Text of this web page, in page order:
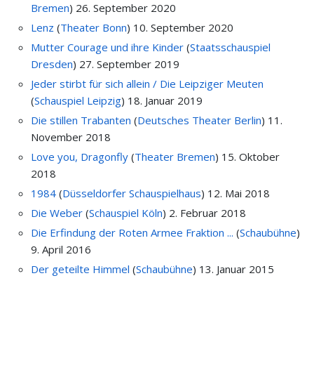
Bremen) 26. September 2020
Lenz (Theater Bonn) 10. September 2020
Mutter Courage und ihre Kinder (Staatsschauspiel
Dresden) 27. September 2019
Jeder stirbt für sich allein / Die Leipziger Meuten
(Schauspiel Leipzig) 18. Januar 2019
Die stillen Trabanten (Deutsches Theater Berlin) 11.
November 2018
Love you, Dragonfly (Theater Bremen) 15. Oktober
2018
1984 (Düsseldorfer Schauspielhaus) 12. Mai 2018
Die Weber (Schauspiel Köln) 2. Februar 2018
Die Erfindung der Roten Armee Fraktion ... (Schaubühne)
9. April 2016
Der geteilte Himmel (Schaubühne) 13. Januar 2015